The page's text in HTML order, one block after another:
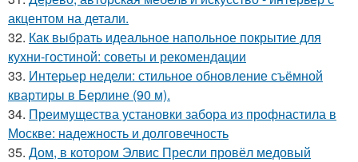
акцентом на детали.
32. Как выбрать идеальное напольное покрытие для
кухни-гостиной: советы и рекомендации
33. Интерьер недели: стильное обновление съёмной
квартиры в Берлине (90 м).
34. Преимущества установки забора из профнастила в
Москве: надежность и долговечность
35. Дом, в котором Элвис Пресли провёл медовый